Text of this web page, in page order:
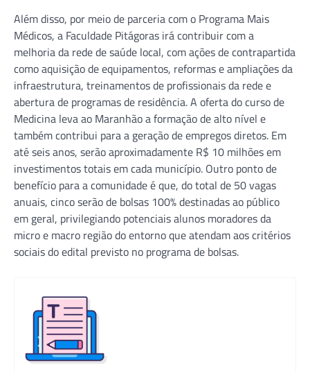
Além disso, por meio de parceria com o Programa Mais
Médicos, a Faculdade Pitágoras irá contribuir com a
melhoria da rede de saúde local, com ações de contrapartida
como aquisição de equipamentos, reformas e ampliações da
infraestrutura, treinamentos de profissionais da rede e
abertura de programas de residência. A oferta do curso de
Medicina leva ao Maranhão a formação de alto nível e
também contribui para a geração de empregos diretos. Em
até seis anos, serão aproximadamente R$ 10 milhões em
investimentos totais em cada município. Outro ponto de
benefício para a comunidade é que, do total de 50 vagas
anuais, cinco serão de bolsas 100% destinadas ao público
em geral, privilegiando potenciais alunos moradores da
micro e macro região do entorno que atendam aos critérios
sociais do edital previsto no programa de bolsas.